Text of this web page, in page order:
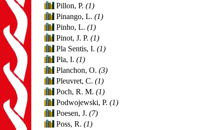
Pillon, P. (1)
Pinango, L. (1)
Pinho, L. (1)
Pinot, J. P. (1)
Pla Sentis, I. (1)
Pla, I. (1)
Planchon, O. (3)
Pleuvret, C. (1)
Poch, R. M. (1)
Podwojewski, P. (1)
Poesen, J. (7)
Poss, R. (1)